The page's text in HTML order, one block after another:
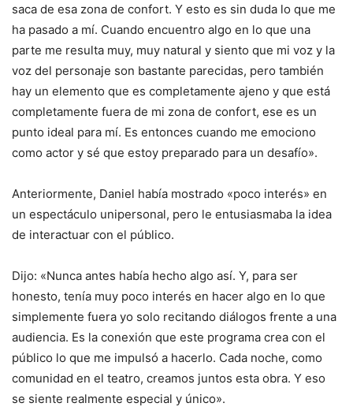
saca de esa zona de confort. Y esto es sin duda lo que me
ha pasado a mí. Cuando encuentro algo en lo que una
parte me resulta muy, muy natural y siento que mi voz y la
voz del personaje son bastante parecidas, pero también
hay un elemento que es completamente ajeno y que está
completamente fuera de mi zona de confort, ese es un
punto ideal para mí. Es entonces cuando me emociono
como actor y sé que estoy preparado para un desafío».
Anteriormente, Daniel había mostrado «poco interés» en
un espectáculo unipersonal, pero le entusiasmaba la idea
de interactuar con el público.
Dijo: «Nunca antes había hecho algo así. Y, para ser
honesto, tenía muy poco interés en hacer algo en lo que
simplemente fuera yo solo recitando diálogos frente a una
audiencia. Es la conexión que este programa crea con el
público lo que me impulsó a hacerlo. Cada noche, como
comunidad en el teatro, creamos juntos esta obra. Y eso
se siente realmente especial y único».